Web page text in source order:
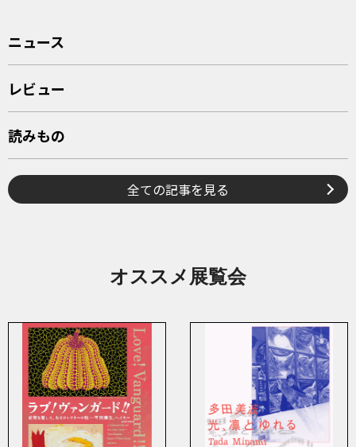
ニュース
レビュー
読みもの
全ての記事を見る
オススメ展覧会